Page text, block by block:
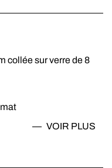
collée sur verre de 8
VOIR PLUS